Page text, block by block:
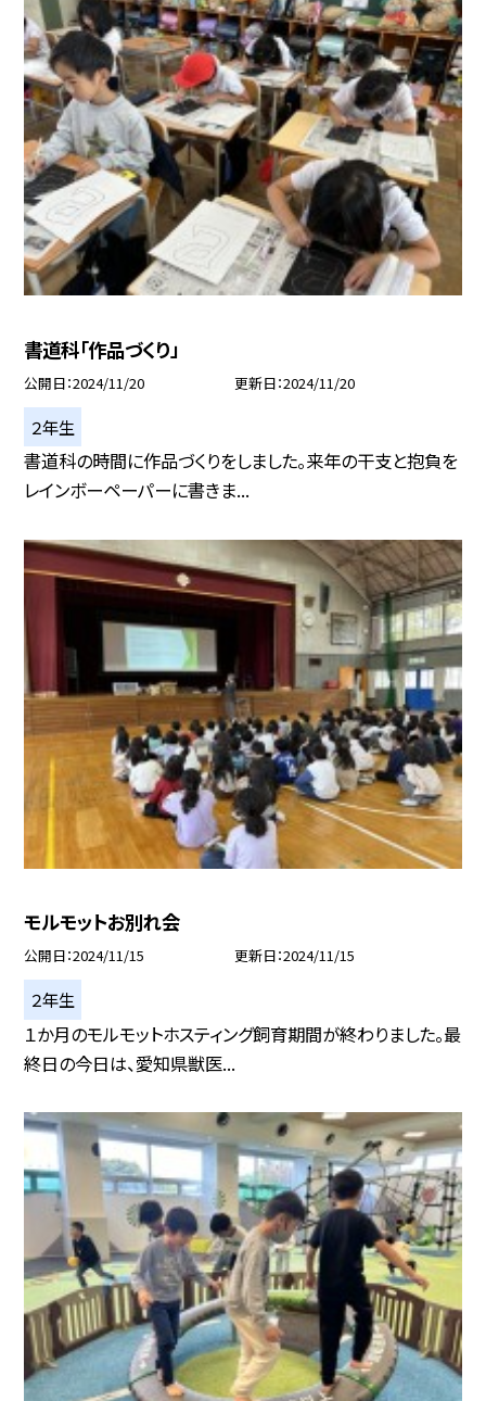
書道科「作品づくり」
公開日 2024/11/20 更新日 2024/11/20
２年生
書道科の時間に作品づくりをしました。来年の干支と抱負を
レインボーペーパーに書きま...
モルモットお別れ会
公開日 2024/11/15 更新日 2024/11/15
２年生
１か月のモルモットホスティング飼育期間が終わりました。最
終日の今日は、愛知県獣医...